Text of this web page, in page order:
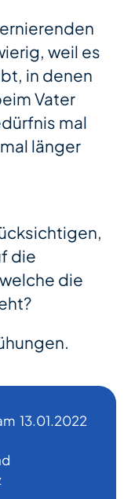
weil es
in denen
Vater
mal
länger
die
die
13.01.2022